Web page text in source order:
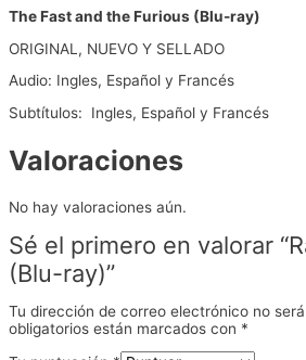
The Fast and the Furious (Blu-ray)
ORIGINAL, NUEVO Y SELLADO
Audio: Ingles, Español y Francés
Subtítulos: Ingles, Español y Francés
Valoraciones
No hay valoraciones aún.
Sé el primero en valorar
(Blu-ray)”
Tu dirección de correo electrónico no
obligatorios están marcados con *